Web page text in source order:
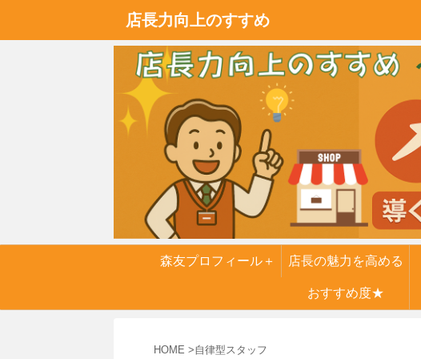
店長力向上のすすめ
森友プロフィール＋ 店長の魅力を高める
６つの力
おすすめ度★
HOME >自律型スタッフ